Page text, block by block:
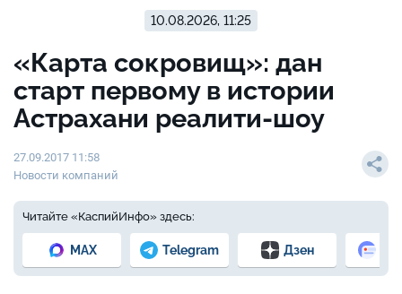
10.08.2026, 11:25
«Карта сокровищ»: дан
старт первому в истории
Астрахани реалити-шоу
27.09.2017 11:58
Новости компаний
Читайте «КаспийИнфо» здесь:
MAX Telegram Дзен